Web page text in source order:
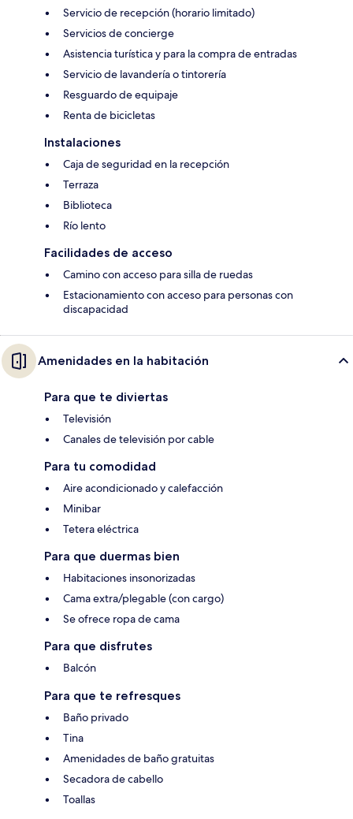
Servicio de recepción (horario limitado)
Servicios de concierge
Asistencia turística y para la compra de entradas
Servicio de lavandería o tintorería
Resguardo de equipaje
Renta de bicicletas
Instalaciones
Caja de seguridad en la recepción
Terraza
Biblioteca
Río lento
Facilidades de acceso
Camino con acceso para silla de ruedas
Estacionamiento con acceso para personas con
discapacidad
Amenidades en la habitación
Para que te diviertas
Televisión
Canales de televisión por cable
Para tu comodidad
Aire acondicionado y calefacción
Minibar
Tetera eléctrica
Para que duermas bien
Habitaciones insonorizadas
Cama extra/plegable (con cargo)
Se ofrece ropa de cama
Para que disfrutes
Balcón
Para que te refresques
Baño privado
Tina
Amenidades de baño gratuitas
Secadora de cabello
Toallas